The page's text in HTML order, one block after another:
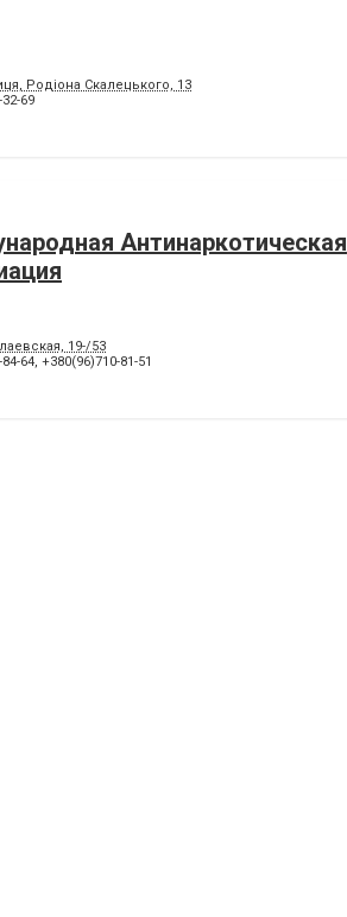
Родіона Скалецького, 13
69
Антинаркотическая
19-/53
64, +380(96)710-81-51